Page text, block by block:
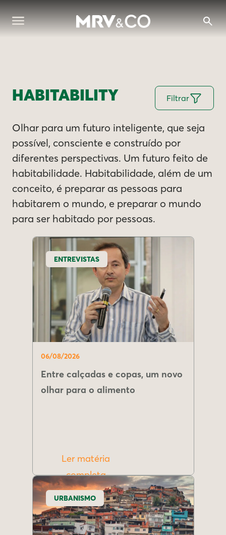
HABITABILITY Filtrar
Olhar para um futuro inteligente, que seja
possível, consciente e construído por
diferentes perspectivas. Um futuro feito de
habitabilidade. Habitabilidade, além de um
conceito, é preparar as pessoas para
habitarem o mundo, e preparar o mundo
para ser habitado por pessoas.
ENTREVISTAS
06/08/2026
Entre calçadas e copas, um novo
olhar para o alimento
Ler matéria
completa
URBANISMO